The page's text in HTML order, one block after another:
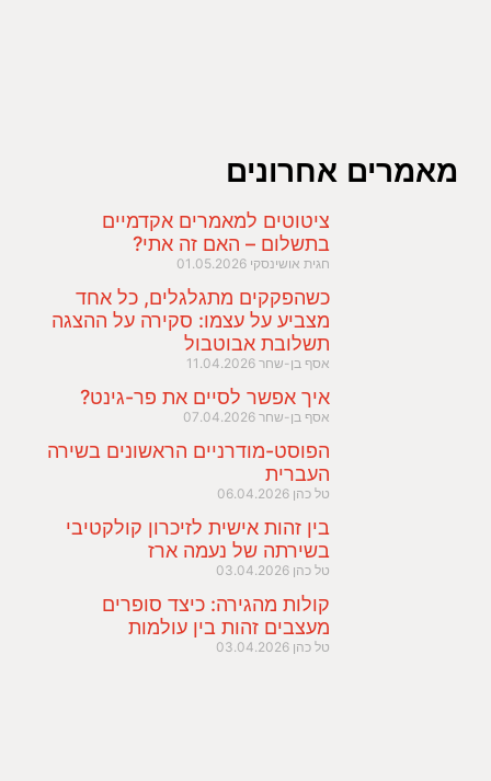
מאמרים אחרונים
ציטוטים למאמרים אקדמיים
בתשלום – האם זה אתי?
חגית אושינסקי 01.05.2026
כשהפקקים מתגלגלים, כל אחד
מצביע על עצמו: סקירה על ההצגה
תשלובת אבוטבול
אסף בן-שחר 11.04.2026
איך אפשר לסיים את פר-גינט?
אסף בן-שחר 07.04.2026
הפוסט-מודרניים הראשונים בשירה
העברית
טל כהן 06.04.2026
בין זהות אישית לזיכרון קולקטיבי
בשירתה של נעמה ארז
טל כהן 03.04.2026
קולות מהגירה: כיצד סופרים
מעצבים זהות בין עולמות
טל כהן 03.04.2026